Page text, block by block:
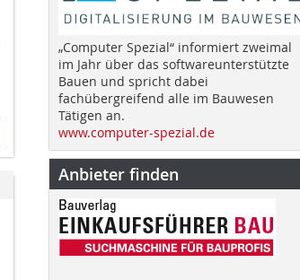
„Computer Spezial“ informiert zweimal
im Jahr über das softwareunterstützte
Bauen und spricht dabei
fachübergreifend alle im Bauwesen
Tätigen an.
www.computer-spezial.de
Anbieter finden